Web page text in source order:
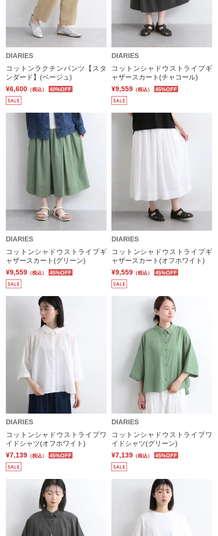
DIARIES
コットンラクチンパンツ【スタ
ンダード】(ベージュ)
¥6,600 （税込） 40%OFF
DIARIES
コットンシャドウストライプギ
ャザースカート(チャコール)
¥9,559 （税込） 45%OFF
DIARIES
コットンシャドウストライプギ
ャザースカート(グリーン)
¥9,559 （税込） 45%OFF
DIARIES
コットンシャドウストライプギ
ャザースカート(オフホワイト)
¥9,559 （税込） 45%OFF
DIARIES
コットンシャドウストライプワ
イドシャツ(オフホワイト)
¥7,139 （税込） 45%OFF
DIARIES
コットンシャドウストライプワ
イドシャツ(グリーン)
¥7,139 （税込） 45%OFF